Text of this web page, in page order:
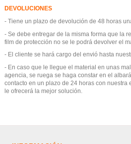
DEVOLUCIONES
- Tiene un plazo de devolución de 48 horas
- Se debe entregar de la misma forma que la
film de protección no se le podrá devolver el
- El cliente se hará cargo del envió hasta
- En caso que le llegue el material en unas
agencia, se ruega se haga constar en el
contacto en un plazo de 24 horas con nuestra
le ofrecerá la mejor solución.